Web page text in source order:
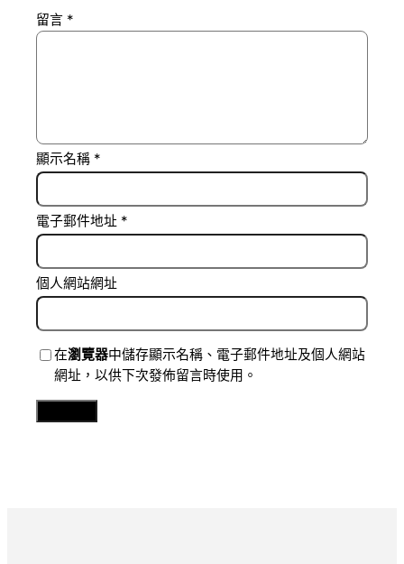
留言 *
顯示名稱 *
電子郵件地址 *
個人網站網址
在瀏覽器中儲存顯示名稱、電子郵件地址及個人網站
網址，以供下次發佈留言時使用。